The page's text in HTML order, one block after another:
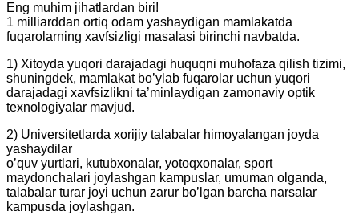
Eng muhim jihatlardan biri!
1 milliarddan ortiq odam yashaydigan mamlakatda
fuqarolarning xavfsizligi masalasi birinchi navbatda.
1) Xitoyda yuqori darajadagi huquqni muhofaza qilish tizimi,
shuningdek, mamlakat bo’ylab fuqarolar uchun yuqori
darajadagi xavfsizlikni ta’minlaydigan zamonaviy optik
texnologiyalar mavjud.
2) Universitetlarda xorijiy talabalar himoyalangan joyda
yashaydilar
o’quv yurtlari, kutubxonalar, yotoqxonalar, sport
maydonchalari joylashgan kampuslar, umuman olganda,
talabalar turar joyi uchun zarur bo’lgan barcha narsalar
kampusda joylashgan.